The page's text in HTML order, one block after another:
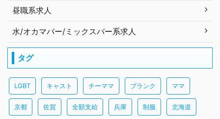
昼職系求人
水/オカマバー/ミックスバー系求人
タグ
LGBT キャスト チーママ ブランク ママ
京都 佐賀 全額支給 兵庫 制服 北海道